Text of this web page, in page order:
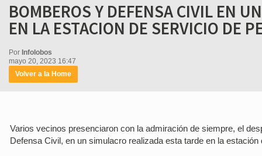
BOMBEROS Y DEFENSA CIVIL EN
EN LA ESTACION DE SERVICIO DE
Por Infolobos
mayo 20, 2023 16:47
Volver a la Home
Varios vecinos presenciaron con la admiración de siempre, el
Defensa Civil, en un simulacro realizada esta tarde en la